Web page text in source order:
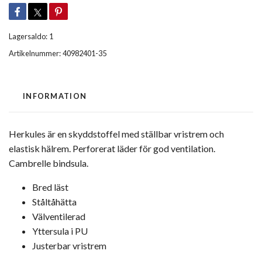
Lagersaldo: 1
Artikelnummer:40982401-35
INFORMATION
Herkules är en skyddstoffel med ställbar vristrem och
elastisk hälrem. Perforerat läder för god ventilation.
Cambrelle bindsula.
Bred läst
Ståltåhätta
Välventilerad
Yttersula i PU
Justerbar vristrem